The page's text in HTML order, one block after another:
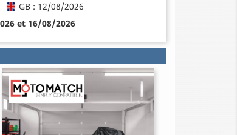
GB : 12/08/2026
et 16/08/2026